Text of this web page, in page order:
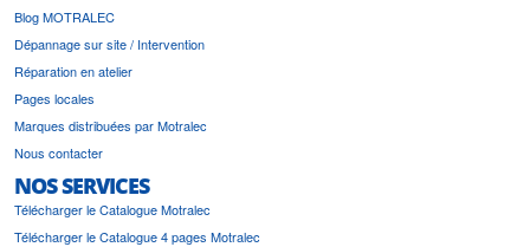
Blog MOTRALEC
Dépannage sur site / Intervention
Réparation en atelier
Pages locales
Marques distribuées par Motralec
Nous contacter
NOS SERVICES
Télécharger le Catalogue Motralec
Télécharger le Catalogue 4 pages Motralec